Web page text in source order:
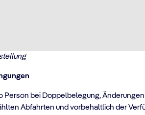
Person bei Doppelbelegung,
Abfahrten und vorbehaltlich der